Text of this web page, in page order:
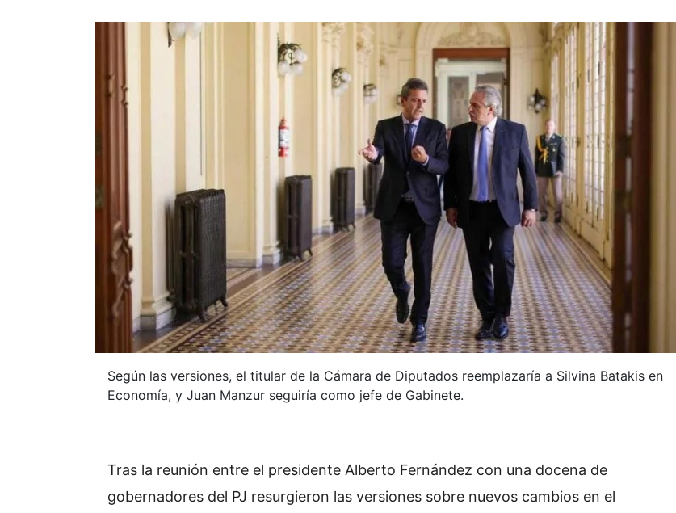
Según las versiones, el titular de la Cámara de Diputados reemplazaría a Silvina Batakis en
Economía, y Juan Manzur seguiría como jefe de Gabinete.
Tras la reunión entre el presidente Alberto Fernández con una docena de
gobernadores del PJ resurgieron las versiones sobre nuevos cambios en el